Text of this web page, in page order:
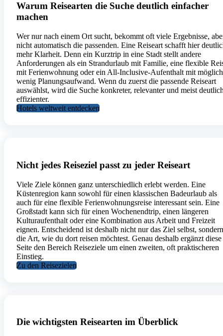
Warum Reisearten die Suche deutlich einfacher
machen
Wer nur nach einem Ort sucht, bekommt oft viele Ergebnisse,
nicht automatisch die passenden. Eine Reiseart schafft hier
mehr Klarheit. Denn ein Kurztrip in eine Stadt stellt andere
Anforderungen als ein Strandurlaub mit Familie, eine flexible
mit Ferienwohnung oder ein All-Inclusive-Aufenthalt mit
wenig Planungsaufwand. Wenn du zuerst die passende Reiseart
auswählst, wird die Suche konkreter, relevanter und meist
effizienter.
Hotels weltweit entdecken
Nicht jedes Reiseziel passt zu jeder Reiseart
Viele Ziele können ganz unterschiedlich erlebt werden. Eine
Küstenregion kann sowohl für einen klassischen Badeurlaub als
auch für eine flexible Ferienwohnungsreise interessant sein. Eine
Großstadt kann sich für einen Wochenendtrip, einen längeren
Kulturaufenthalt oder eine Kombination aus Arbeit und Freizeit
eignen. Entscheidend ist deshalb nicht nur das Ziel selbst, sondern
die Art, wie du dort reisen möchtest. Genau deshalb ergänzt diese
Seite den Bereich Reiseziele um einen zweiten, oft praktischeren
Einstieg.
Zu den Reisezielen
Die wichtigsten Reisearten im Überblick